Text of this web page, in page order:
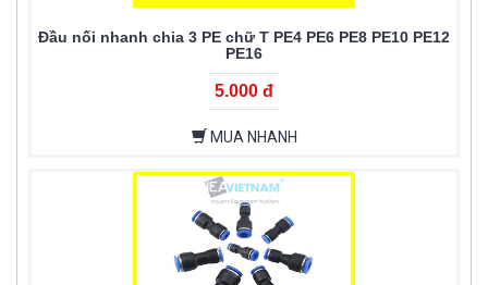
Đầu nối nhanh chia 3 PE chữ T PE4 PE6 PE8 PE10 PE12
PE16
5.000 đ
MUA NHANH